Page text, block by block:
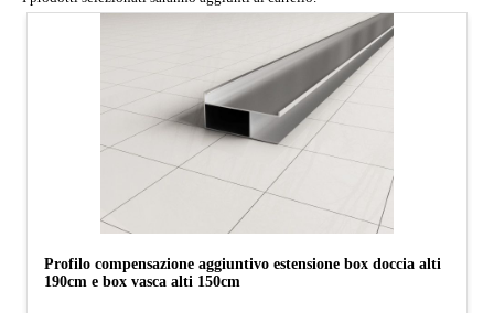
Profilo compensazione aggiuntivo estensione box doccia alti
190cm e box vasca alti 150cm